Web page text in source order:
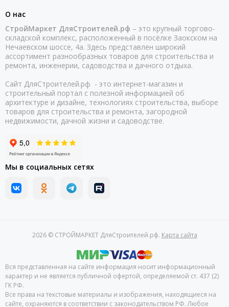
О нас
СтройМаркет ДляСтроителей.рф – это крупный торгово-
складской комплекс, расположенный в посёлке Заокском на
Нечаевском шоссе, 4а. Здесь представлен широкий
ассортимент разнообразных товаров для строительства и
ремонта, инженерии, садоводства и дачного отдыха.
Сайт ДляСтроителей.рф - это интернет-магазин и
строительный портал с полезной информацией об
архитектуре и дизайне, технологиях строительства, выборе
товаров для строительства и ремонта, загородной
недвижимости, дачной жизни и садоводстве.
Мы в социальных сетях
2026 © СТРОЙМАРКЕТ ДляСтроителей.рф. Карта сайта
Вся представленная на сайте информация носит информационный
характер и не является публичной офертой, определяемой ст. 437 (2)
ГК РФ.
Все права на текстовые материалы и изображения, находящиеся на
сайте, охраняются в соответствии с законодательством РФ. Любое